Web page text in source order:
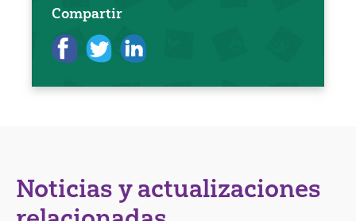
Compartir
Noticias y actualizaciones